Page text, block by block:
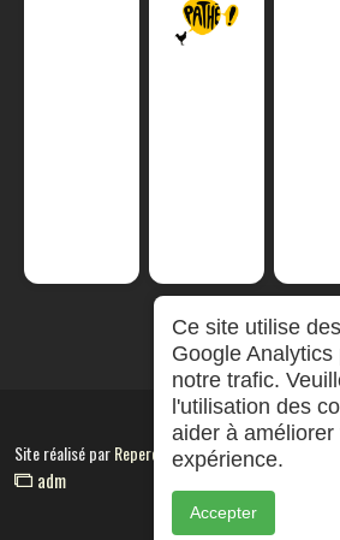
Site réalisé parRepereCom
adm
Ce site utilise
Google
notre trafic.
l'utilisation des
aider à améliorer
expérience.
Accepter